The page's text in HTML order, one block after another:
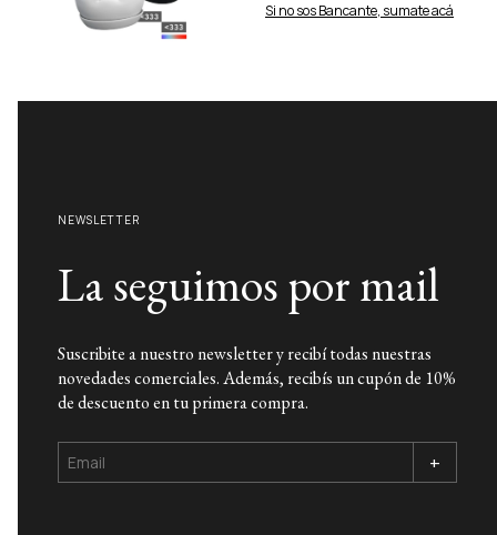
Si no sos Bancante, sumate acá
NEWSLETTER
La seguimos por mail
Suscribite a nuestro newsletter y recibí todas nuestras
novedades comerciales. Además, recibís un cupón de 10%
de descuento en tu primera compra.
+